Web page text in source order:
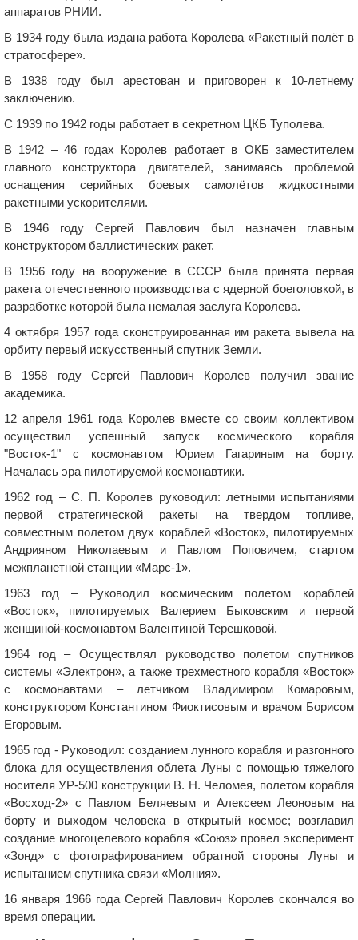
аппаратов РНИИ.
В 1934 году была издана работа Королева «Ракетный полёт в
стратосфере».
В 1938 году был арестован и приговорен к 10-летнему
заключению.
С 1939 по 1942 годы работает в секретном ЦКБ Туполева.
В 1942 – 46 годах Королев работает в ОКБ заместителем
главного конструктора двигателей, занимаясь проблемой
оснащения серийных боевых самолётов жидкостными
ракетными ускорителями.
В 1946 году Сергей Павлович был назначен главным
конструктором баллистических ракет.
В 1956 году на вооружение в СССР была принята первая
ракета отечественного производства с ядерной боеголовкой, в
разработке которой была немалая заслуга Королева.
4 октября 1957 года сконструированная им ракета вывела на
орбиту первый искусственный спутник Земли.
В 1958 году Сергей Павлович Королев получил звание
академика.
12 апреля 1961 года Королев вместе со своим коллективом
осуществил успешный запуск космического корабля
"Восток-1" с космонавтом Юрием Гагариным на борту.
Началась эра пилотируемой космонавтики.
1962 год – С. П. Королев руководил: летными испытаниями
первой стратегической ракеты на твердом топливе,
совместным полетом двух кораблей «Восток», пилотируемых
Андрияном Николаевым и Павлом Поповичем, стартом
межпланетной станции «Марс-1».
1963 год – Руководил космическим полетом кораблей
«Восток», пилотируемых Валерием Быковским и первой
женщиной-космонавтом Валентиной Терешковой.
1964 год – Осуществлял руководство полетом спутников
системы «Электрон», а также трехместного корабля «Восток»
с космонавтами – летчиком Владимиром Комаровым,
конструктором Константином Фиоктисовым и врачом Борисом
Егоровым.
1965 год - Руководил: созданием лунного корабля и разгонного
блока для осуществления облета Луны с помощью тяжелого
носителя УР-500 конструкции В. Н. Челомея, полетом корабля
«Восход-2» с Павлом Беляевым и Алексеем Леоновым на
борту и выходом человека в открытый космос; возглавил
создание многоцелевого корабля «Союз» провел эксперимент
«Зонд» с фотографированием обратной стороны Луны и
испытанием спутника связи «Молния».
16 января 1966 года Сергей Павлович Королев скончался во
время операции.